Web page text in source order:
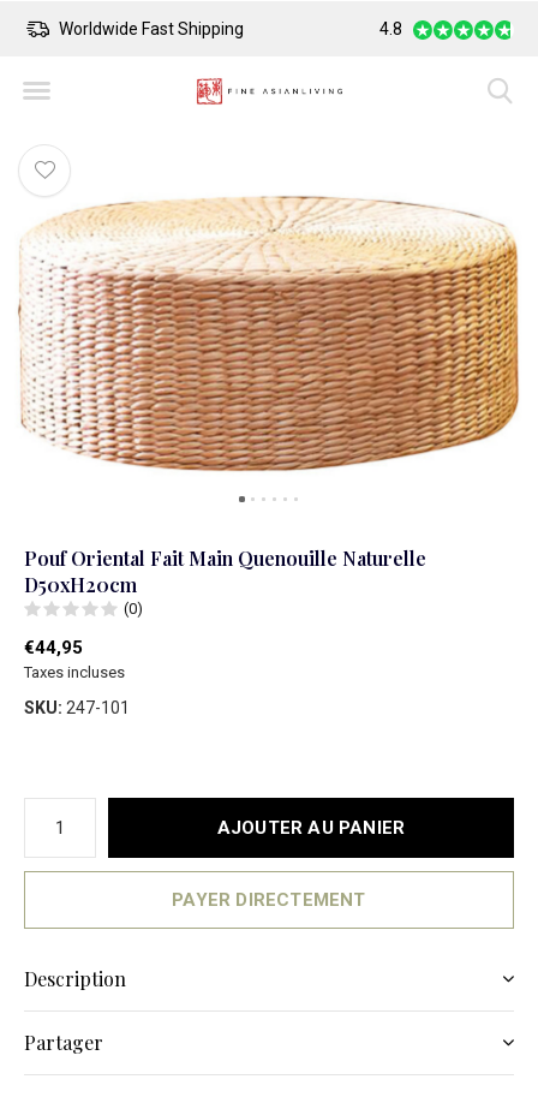
Worldwide Fast Shipping Safe Payment
4.8
Pouf Oriental Fait Main Quenouille Naturelle
D50xH20cm
(0)
€44,95
Taxes incluses
SKU: 247-101
AJOUTER AU PANIER
PAYER DIRECTEMENT
Description
Partager